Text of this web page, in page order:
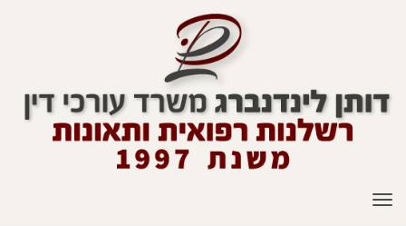
תפריט